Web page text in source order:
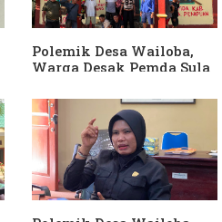
Armin Soamole: Harus
Dibuktikan
Polemik Desa Wailoba,
Warga Desak Pemda Sula
APH Usut Dugaan
Penyimpangan Dana Desa